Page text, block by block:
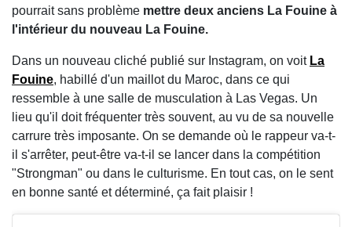
pourrait sans problème mettre deux anciens La Fouine à
l'intérieur du nouveau La Fouine.
Dans un nouveau cliché publié sur Instagram, on voit La
Fouine, habillé d'un maillot du Maroc, dans ce qui
ressemble à une salle de musculation à Las Vegas. Un
lieu qu'il doit fréquenter très souvent, au vu de sa nouvelle
carrure très imposante. On se demande où le rappeur va-t-
il s'arrêter, peut-être va-t-il se lancer dans la compétition
"Strongman" ou dans le culturisme. En tout cas, on le sent
en bonne santé et déterminé, ça fait plaisir !